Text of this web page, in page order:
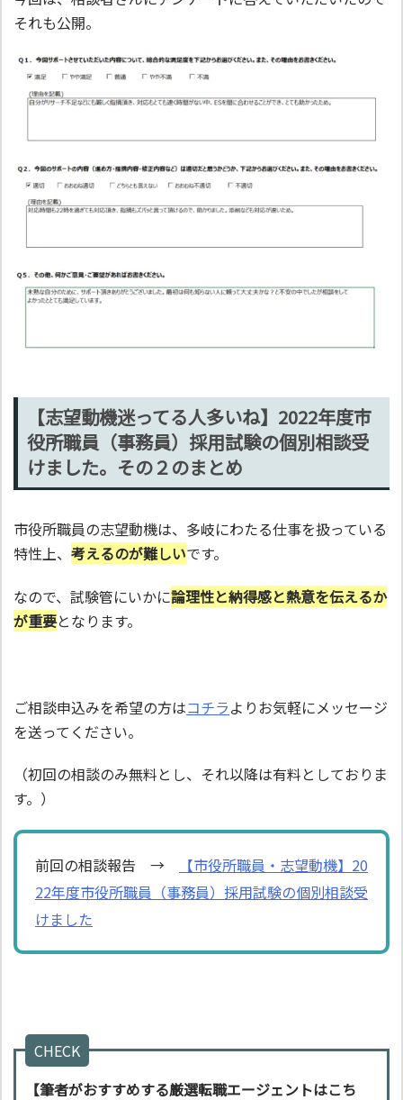
それも公開。
【志望動機迷ってる人多いね】2022年度市
役所職員（事務員）採用試験の個別相談受
けました。その２のまとめ
市役所職員の志望動機は、多岐にわたる仕事を扱っている
特性上、 考えるのが難しいです。
なので、試験管にいかに論理性と納得感と熱意を伝えるか
が重要となります。
ご相談申込みを希望の方はコチラよりお気軽にメッセージ
を送ってください。
（初回の相談のみ無料とし、それ以降は有料としておりま
す。）
前回の相談報告 →
【市役所職員・志望動機】20
22年度市役所職員（事務員）採用試験の個別相談受
けました
CHECK
【筆者がおすすめする厳選転職エージェントはこち